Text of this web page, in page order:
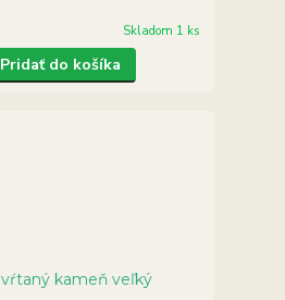
Skladom 1 ks
Pridať do košíka